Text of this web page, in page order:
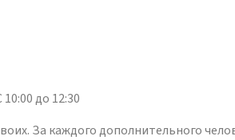
до 12:30
За каждого дополнительного